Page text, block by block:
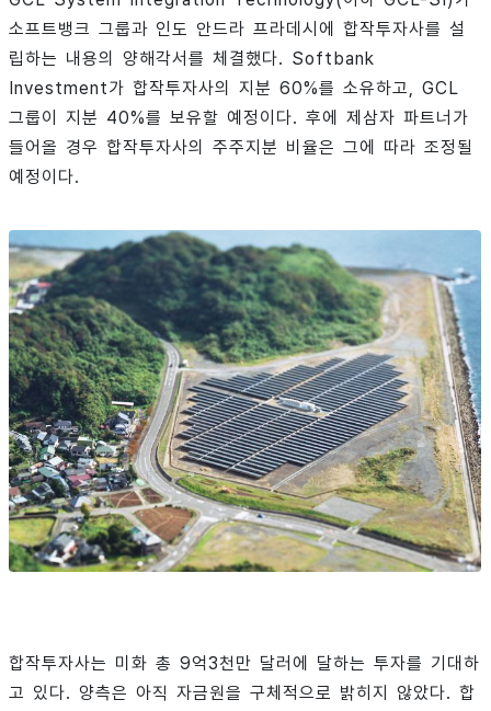
소프트뱅크 그룹과 인도 안드라 프라데시에 합작투자사를 설
립하는 내용의 양해각서를 체결했다. Softbank
Investment가 합작투자사의 지분 60%를 소유하고, GCL
그룹이 지분 40%를 보유할 예정이다. 후에 제삼자 파트너가
들어올 경우 합작투자사의 주주지분 비율은 그에 따라 조정될
예정이다.
합작투자사는 미화 총 9억3천만 달러에 달하는 투자를 기대하
고 있다. 양측은 아직 자금원을 구체적으로 밝히지 않았다. 합